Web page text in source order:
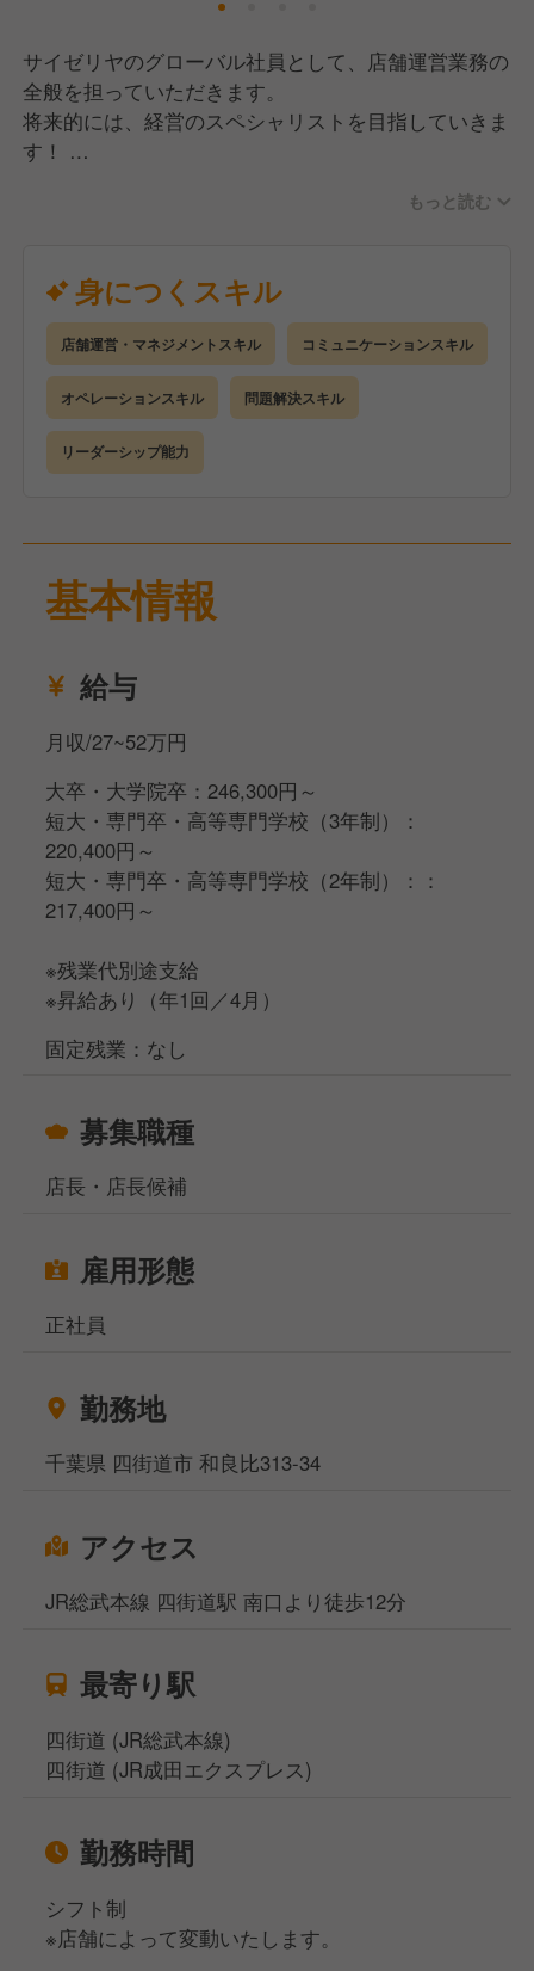
リーズナブルな価格でより良いものをお客様にお届け
するべく、日々安全と品質を追求。
多くの方に毎日食べても飽きない、健康的なイタリア
料理を楽しんでいただけるよう、今後も成長を続けて
いきます。
サイゼリヤのグローバル社員として、店舗運営業務の
全般を担っていただきます。
将来的には、経営のスペシャリストを目指していきま
す！
新人研修を経て店舗配属後、マニュアルに沿ってオペ
レーションを習得します。
接客や調理の経験を重ね、食を通して豊かさを提供す
る経営の本質を学びます。
▼入社2年目以降▼
ストアマネジャートレーニーとして、店舗運営責任者
を担います。
理などを実施します！
営のスキルを磨いていきましょう。
ストアマネジャーとして、店舗の経営を担います。
の業務に携わるチャンスがあります。
様々な経験を通して、課題解決能力を高めることがで
きます。
▼入社9年目以降▼
経営者の視点に立ち、自ら課題解決に取り組んでいた
だきます。
もっと読む
身につくスキル
店舗運営・マネジメントスキル コミュニケーションスキル
オペレーションスキル 問題解決スキル
リーダーシップ能力
基本情報
給与
月収/27~52万円
大卒・大学院卒：246,300円～
短大・専門卒・高等専門学校（3年制）：
220,400円～
短大・専門卒・高等専門学校（2年制）：：
217,400円～
※残業代別途支給
※昇給あり（年1回／4月）
固定残業：なし
募集職種
店長・店長候補
雇用形態
正社員
勤務地
千葉県 四街道市 和良比313-34
アクセス
JR総武本線 四街道駅 南口より徒歩12分
最寄り駅
四街道 (JR総武本線)
四街道 (JR成田エクスプレス)
勤務時間
シフト制
※店舗によって変動いたします。